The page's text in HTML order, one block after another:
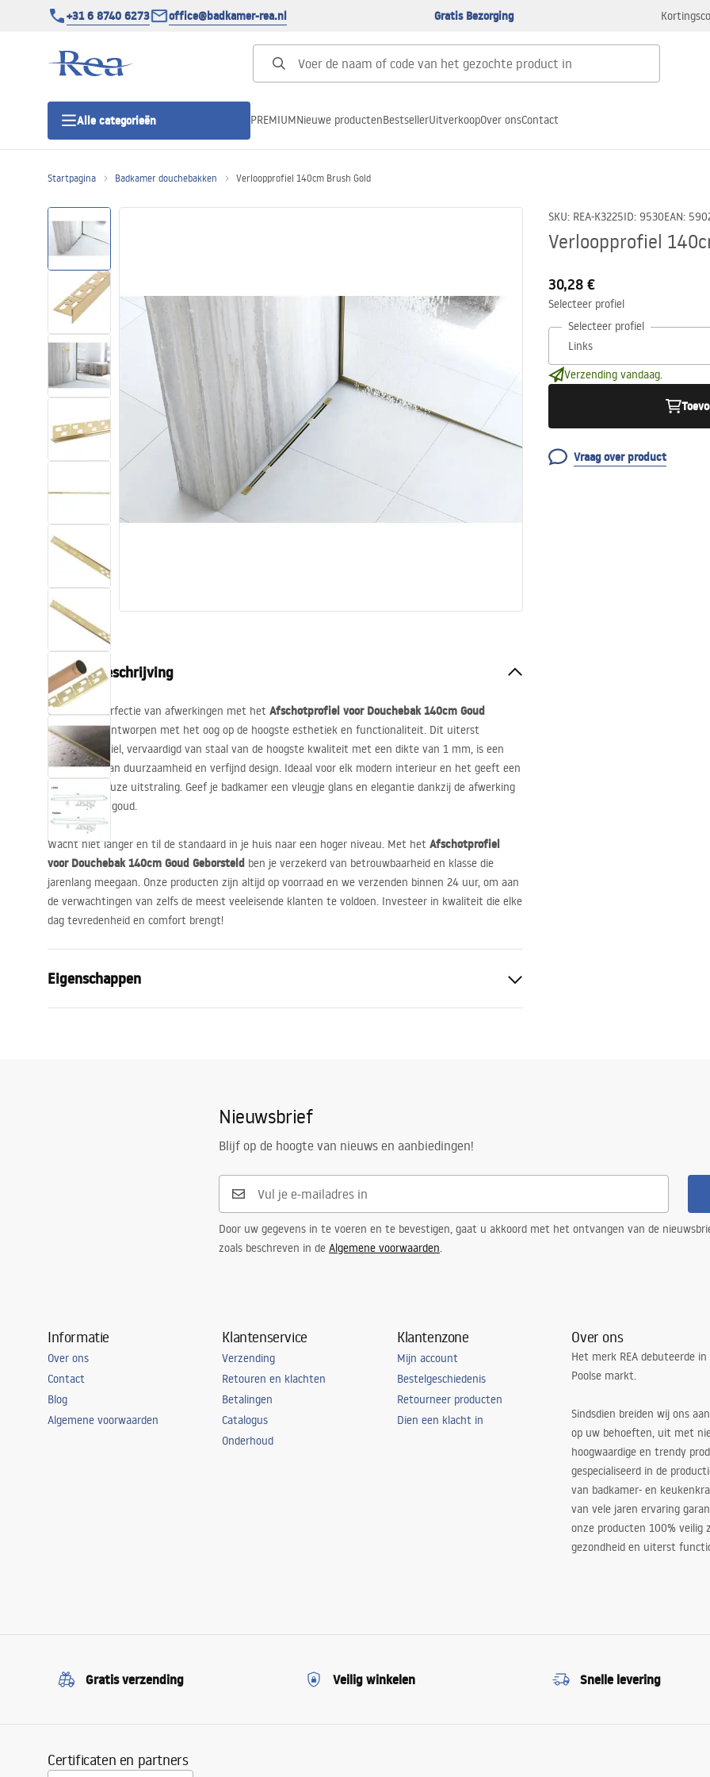
+31 6 8740 6273 office@badkamer-rea.nl Gratis Bezorging
Alle categorieën
Douchedeur
Douchebakken
Lineaire Douchegoten
Toiletten
Wastafels
Baden en badwanden
Douches
Badkameraccessoires
PREMIUMNieuwe productenBestsellerUitverkoopOver onsContact
Startpagina Badkamer douchebakken Verloopprofiel 140cm Brush Gold
SKU: REA-K3225ID: 9530EAN:
Verloopprofiel
30,28 €
Selecteer profiel
Selecteer profiel
Verzending vandaag.
Vraag over product
Productbeschrijving
Ontdek de perfectie van afwerkingen met het Afschotprofiel voor Douchebak 140cm Goud
Geborsteld, ontworpen met het oog op de hoogste esthetiek en functionaliteit. Dit uiterst
elegante profiel, vervaardigd van staal van de hoogste kwaliteit met een dikte van 1 mm, is een
combinatie van duurzaamheid en verfijnd design. Ideaal voor elk modern interieur en het geeft een
unieke, luxueuze uitstraling. Geef je badkamer een vleugje glans en elegantie dankzij de afwerking
in geborsteld goud.
Wacht niet langer en til de standaard in je huis naar een hoger niveau. Met het Afschotprofiel
voor Douchebak 140cm Goud Geborsteld ben je verzekerd van betrouwbaarheid en klasse die
jarenlang meegaan. Onze producten zijn altijd op voorraad en we verzenden binnen 24 uur, om aan
de verwachtingen van zelfs de meest veeleisende klanten te voldoen. Investeer in kwaliteit die elke
dag tevredenheid en comfort brengt!
Eigenschappen
27
37 mm
1mm
Ja
Rechts, Links
24 maanden
Nieuwsbrief
Blijf op de hoogte van nieuws en aanbiedingen!
Door uw gegevens in te voeren en te bevestigen, gaat u akkoord met het ontvangen van de
zoals beschreven in de Algemene voorwaarden.
Informatie
Over ons
Contact
Blog
Algemene voorwaarden
Klantenservice
Verzending
Retouren en klachten
Betalingen
Catalogus
Onderhoud
Klantenzone
Mijn account
Bestelgeschiedenis
Retourneer producten
Dien een klacht in
Over ons
Het merk REA debuteerde
Poolse markt.
Sindsdien breiden wij ons
op uw behoeften, uit met
hoogwaardige en trendy
gespecialiseerd in de
van badkamer- en
van vele jaren ervaring
onze producten 100% veilig
gezondheid en uiterst
Gratis verzending Veilig winkelen Snelle levering
Certificaten en partners